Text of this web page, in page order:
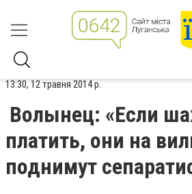
13:30, 12 травня 2014 р.
Волынец: «Если
платить, они на
поднимут